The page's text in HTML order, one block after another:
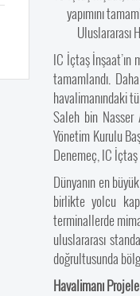
yapımını
Uluslararası
IC İçtaş İnşaat’ın
tamamlandı.
havalimanındaki
Saleh bin Nasser
Yönetim Kurulu
Denemeç, IC
Dünyanın en
birlikte yolcu
terminallerde
uluslararası
doğrultusunda
Havalimanı